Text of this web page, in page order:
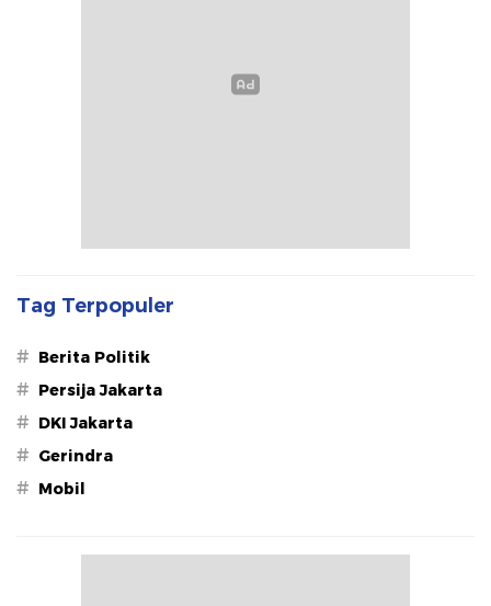
Tag Terpopuler
# Berita Politik
# Persija Jakarta
# DKI Jakarta
# Gerindra
# Mobil